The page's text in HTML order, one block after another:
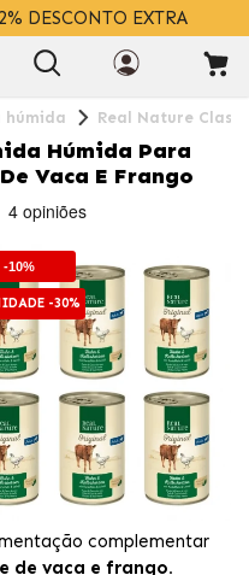
DESCONTO EXTRA
húmida Real Nature
Húmida Para
Vaca E Frango
-10%
-30%
complementar
de vaca e frango.